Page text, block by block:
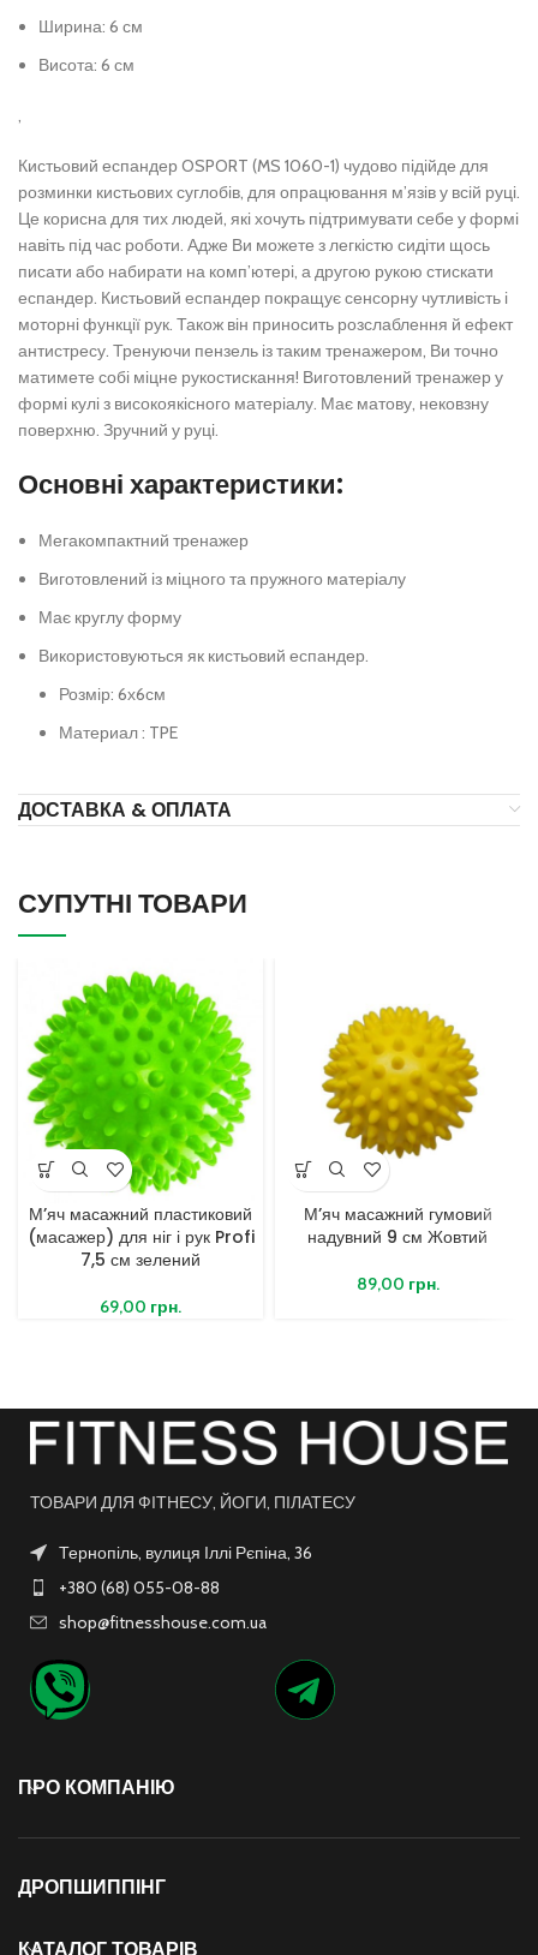
Ширина: 6 см
Висота: 6 см
Кистьовий еспандер OSPORT (MS 1060-1) чудово підійде для
розминки кистьових суглобів, для опрацювання м’язів у всій руці.
Це корисна для тих людей, які хочуть підтримувати себе у формі
навіть під час роботи. Адже Ви можете з легкістю сидіти щось
писати або набирати на комп’ютері, а другою рукою стискати
еспандер. Кистьовий еспандер покращує сенсорну чутливість і
моторні функції рук. Також він приносить розслаблення й ефект
антистресу. Тренуючи пензель із таким тренажером, Ви точно
матимете собі міцне рукостискання! Виготовлений тренажер у
формі кулі з високоякісного матеріалу. Має матову, нековзну
поверхню. Зручний у руці.
Основні характеристики:
Мегакомпактний тренажер
Виготовлений із міцного та пружного матеріалу
Має круглу форму
Використовуються як кистьовий еспандер.
Розмір: 6х6см
Материал : TPE
ДОСТАВКА & ОПЛАТА
СУПУТНІ ТОВАРИ
М’яч масажний пластиковий
(масажер) для ніг і рук Profi
7,5 см зелений
69,00 грн.
М’яч масажний гумовий
надувний 9 см Жовтий
89,00 грн.
ТОВАРИ ДЛЯ ФІТНЕСУ, ЙОГИ, ПІЛАТЕСУ
Тернопіль, вулиця Іллі Рєпіна, 36
+380 (68) 055-08-88
shop@fitnesshouse.com.ua
ПРО КОМПАНІЮ
ДРОПШИППІНГ